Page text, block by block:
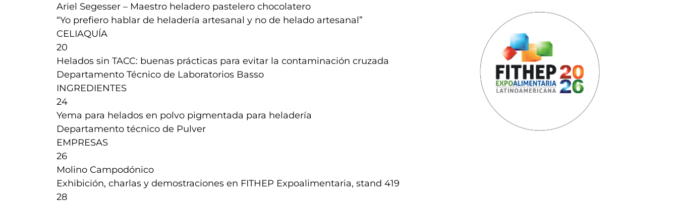
Ariel Segesser – Maestro heladero pastelero chocolatero
“Yo prefiero hablar de heladería artesanal y no de helado artesanal”
CELIAQUÍA
20
Helados sin TACC: buenas prácticas para evitar la contaminación cruzada
Departamento Técnico de Laboratorios Basso
INGREDIENTES
24
Yema para helados en polvo pigmentada para heladería
Departamento técnico de Pulver
EMPRESAS
26
Molino Campodónico
Exhibición, charlas y demostraciones en FITHEP Expoalimentaria, stand 419
28